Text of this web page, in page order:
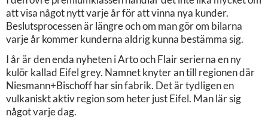
att visa något nytt varje år för att vinna nya kunder.
Beslutsprocessen är längre och om man gör om bilarna
varje år kommer kunderna aldrig kunna bestämma sig.
I år är den enda nyheten i Arto och Flair serierna en ny
kulör kallad Eifel grey. Namnet knyter an till regionen där
Niesmann+Bischoff har sin fabrik. Det är tydligen en
vulkaniskt aktiv region som heter just Eifel. Man lär sig
något varje dag.